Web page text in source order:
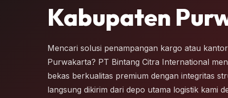
Kabupaten
Mencari solusi penampangan kargo atau
Purwakarta? PT Bintang Citra International
bekas berkualitas premium dengan integritas
langsung dikirim dari depo utama logistik kami